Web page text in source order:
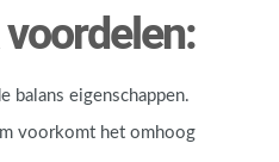
balans eigenschappen.
voorkomt het omhoog